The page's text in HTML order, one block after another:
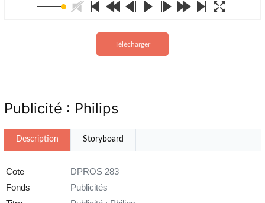
Télécharger
Publicité : Philips
Description Storyboard
Cote
DPROS 283
Fonds
Publicités